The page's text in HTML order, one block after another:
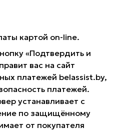
картой on-line.
«Подтвердить и
вас на сайт
платежей belassist.by,
платежей.
устанавливает с
по защищённому
от покупателя